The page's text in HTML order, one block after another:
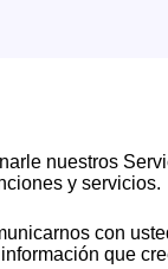
nuestros
y servicios.
con
que